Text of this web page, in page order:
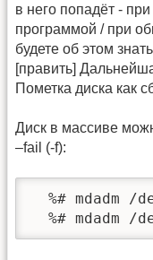
в него попадёт -
программой / при
будете об этом
[править]
Пометка диска как
Диск в массиве
–fail (-f):
%# mdadm /
%# mdadm /